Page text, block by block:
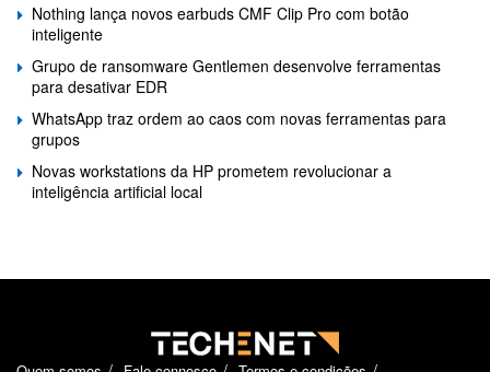
Nothing lança novos earbuds CMF Clip Pro com botão
inteligente
Grupo de ransomware Gentlemen desenvolve ferramentas
para desativar EDR
WhatsApp traz ordem ao caos com novas ferramentas para
grupos
Novas workstations da HP prometem revolucionar a
inteligência artificial local